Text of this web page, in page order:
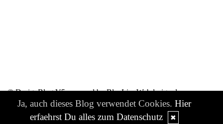
© DesignBlog V5 powered by BlueLionWebdesign.de
Ja, auch dieses Blog verwendet Cookies. Hier
erfaehrst Du alles zum Datenschutz
✖